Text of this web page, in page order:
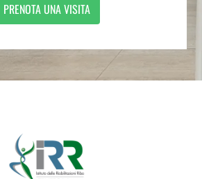
PRENOTA UNA VISITA